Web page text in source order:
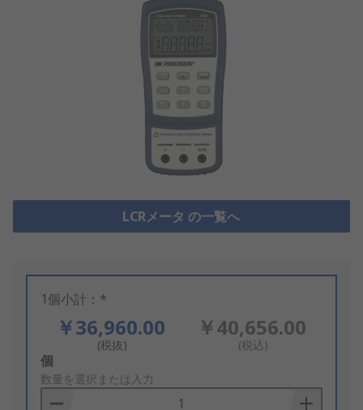
LCRメータ の一覧へ
1個小計：*
￥36,960.00
(税抜)
￥40,656.00
(税込)
Add
to
Basket
個
数量を選択または入力